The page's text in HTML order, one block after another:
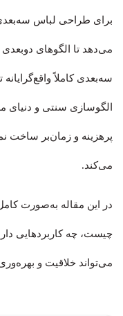
برای طراحی لباس
می‌دهد تا الگوهای
سه‌بعدی کاملاً
الگوسازی سنتی و دنیای
پرهزینه و زمان‌بر ساخت
می‌کند.
چیست، چه کاربردهایی
می‌تواند خلاقیت و